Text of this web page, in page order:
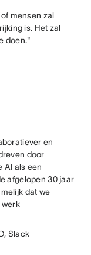
mensen zal
is. Het zal
doen."
en
door
AI als een
afgelopen 30 jaar
dat we
Slack